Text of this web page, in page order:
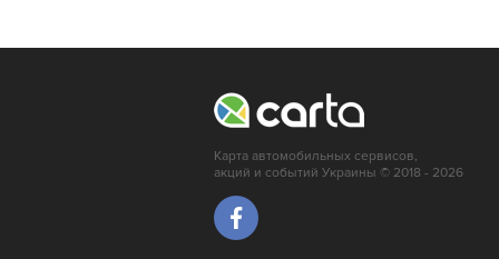
Карта автомобильных сервисов,
акций и событий Украины © 2018 - 2026